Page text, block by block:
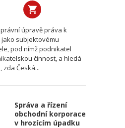
úpravě práva k
subjektovému
pod nímž podnikatel
činnost, a hledá
zda Česká...
Správa a řízení
obchodní korporace
v hrozícím úpadku